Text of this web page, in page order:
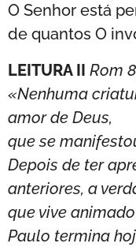
O Senhor está
de quantos O
LEITURA II Rom
«Nenhuma
amor de Deus,
que se
Depois de ter
anteriores, a
que vive
Paulo termina